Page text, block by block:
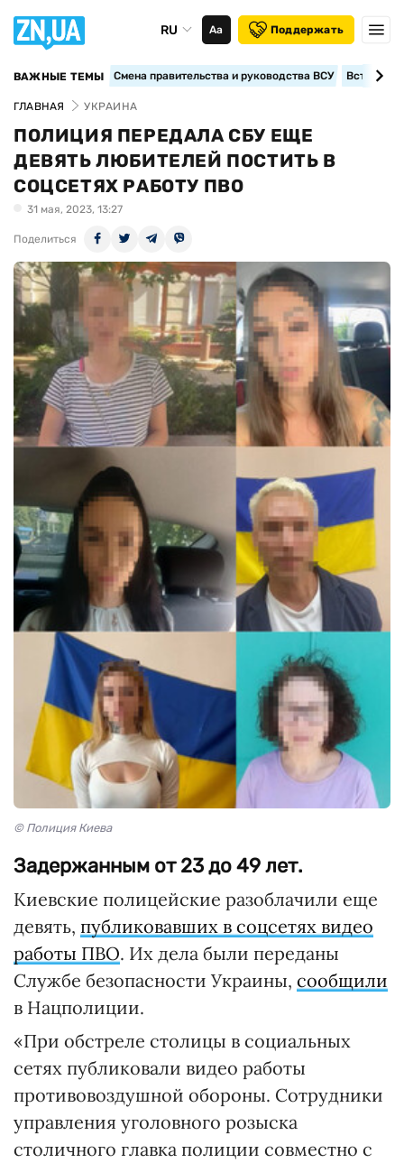
RU Аа Поддержать
ВАЖНЫЕ ТЕМЫ Смена правительства и руководства ВСУ
ГЛАВНАЯ УКРАИНА
ПОЛИЦИЯ ПЕРЕДАЛА СБУ ЕЩЕ
ДЕВЯТЬ ЛЮБИТЕЛЕЙ ПОСТИТЬ В
СОЦСЕТЯХ РАБОТУ ПВО
31 мая, 2023, 13:27
Поделиться
© Полиция Киева
Задержанным от 23 до 49 лет.
Киевские полицейские разоблачили еще
девять, публиковавших в соцсетях видео
работы ПВО. Их дела были переданы
Службе безопасности Украины, сообщили
в Нацполиции.
«При обстреле столицы в социальных
сетях публиковали видео работы
противовоздушной обороны. Сотрудники
управления уголовного розыска
столичного главка полиции совместно с